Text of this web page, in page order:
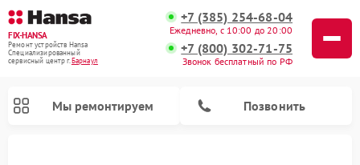
FIX-HANSA
Ремонт устройств Hansa
Специализированный
cервисный центр г.Барнаул
+7 (385) 254-68-04
Ежедневно, с 10:00 до 20:00
+7 (800) 302-71-75
Звонок бесплатный по РФ
Мы ремонтируем Позвонить